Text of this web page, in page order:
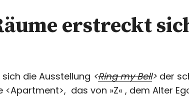
erstreckt
die Ausstellung <Ring my Bell> der
<Apartment>, das von »Z« , dem Alter